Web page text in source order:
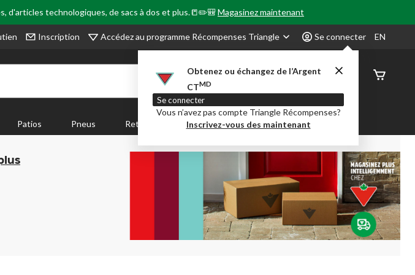
d'articles technologiques, de sacs à dos et plus.📒✏️🎒Magasinez maintenant
Inscription Accédez au programme Récompenses Triangle Se connecter
Obtenez ou échangez de l’Argent
CTMD
Se connecter
Vous n’avez pas compte Triangle Récompenses?
Inscrivez-vous des maintenant
EN
État de
Patios Pneus Retour en Classe Party City Centre-auto